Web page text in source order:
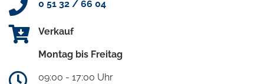
0 51 32 / 66 04
Verkauf
Montag bis Freitag
09:00 - 17:00 Uhr